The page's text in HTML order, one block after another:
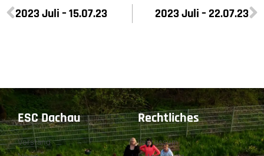
2023 Juli – 15.07.23 2023 Juli – 22.07.23
ESC Dachau
Vorstand
Rechtliches
Impressum